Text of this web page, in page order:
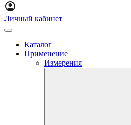
Личный кабинет
Каталог
Применение
Измерения